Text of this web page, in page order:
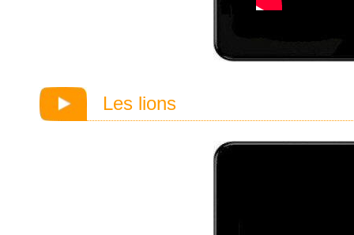
Les lions